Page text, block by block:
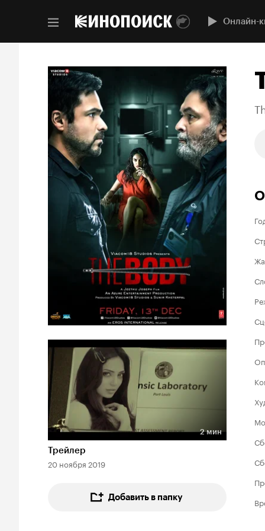
Онлайн-
Длительность 2 мин
2 мин
Трейлер
20 ноября 2019
Добавить в папку